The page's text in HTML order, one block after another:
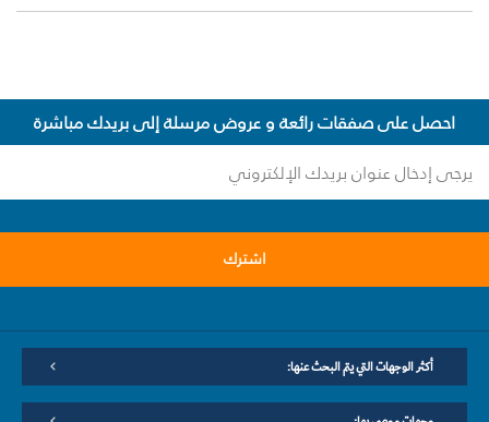
احصل على صفقات رائعة و عروض مرسلة إلى بريدك مباشرة
اشترك
أكثر الوجهات التي يتم البحث عنها: